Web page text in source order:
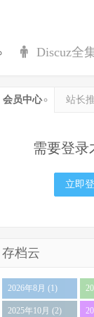
Discuz全
会员中心 站长
需要登录
立即
存档云
2026年8月 (1)
2025年10月 (2)